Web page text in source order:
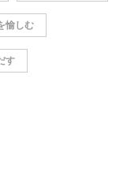
愉しむ
す